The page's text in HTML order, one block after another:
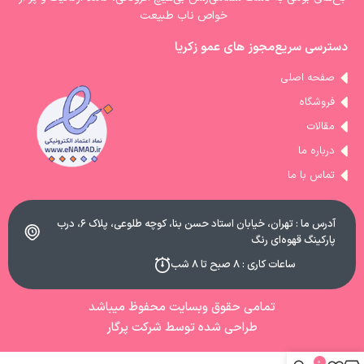
خواص ناب طبیعت
دسترسی سریعمجوز های عمو زکریا
صفحه اصلی
فروشگاه
مقالات
درباره ما
تماس با ما
آدرس ما : تهران، خیابان استاد حسن بنا، کوچه طلوعی، پلاک ۶، درب
پارکینگ قهوه‌ای رنگ
ساعات کاری : ۸ صبح تا ۸ شب
تمامی حقوق وبسایت محفوظ میباشد
طراحی شده توسط شرکت پرگار
0